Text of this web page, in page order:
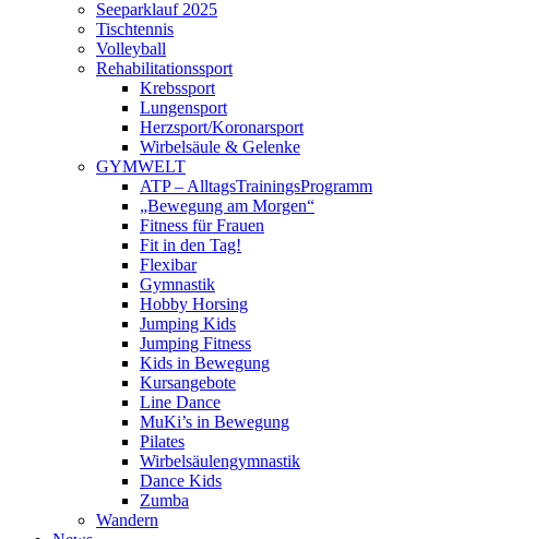
Seeparklauf 2025
Tischtennis
Volleyball
Rehabilitationssport
Krebssport
Lungensport
Herzsport/Koronarsport
Wirbelsäule & Gelenke
GYMWELT
ATP – AlltagsTrainingsProgramm
„Bewegung am Morgen“
Fitness für Frauen
Fit in den Tag!
Flexibar
Gymnastik
Hobby Horsing
Jumping Kids
Jumping Fitness
Kids in Bewegung
Kursangebote
Line Dance
MuKi’s in Bewegung
Pilates
Wirbelsäulengymnastik
Dance Kids
Zumba
Wandern